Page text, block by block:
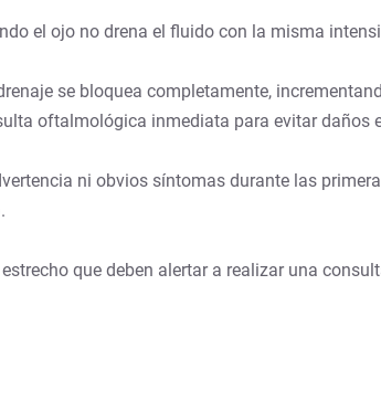
el ojo no drena el fluido con la misma
se bloquea completamente,
oftalmológica inmediata para evitar daños
ni obvios síntomas durante las
que deben alertar a realizar una